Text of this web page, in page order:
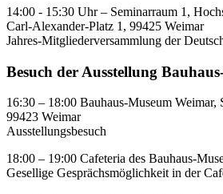
14:00 - 15:30 Uhr – Seminarraum 1,
Carl-Alexander-Platz 1, 99425 Weimar
Jahres-Mitgliederversammlung der
Besuch der Ausstellung
16:30 – 18:00 Bauhaus-Museum Weimar,
99423 Weimar
Ausstellungsbesuch
18:00 – 19:00 Cafeteria des Bauhaus-
Gesellige Gesprächsmöglichkeit in der